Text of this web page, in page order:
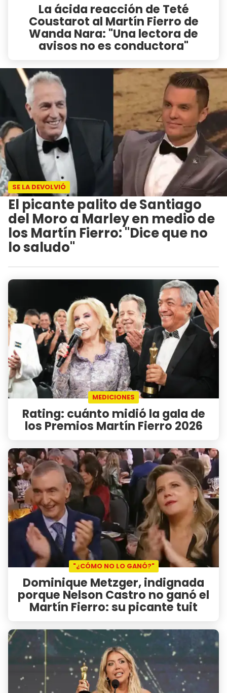
La ácida reacción de Teté
Coustarot al Martín Fierro de
Wanda Nara: "Una lectora de
avisos no es conductora"
SE LA DEVOLVIÓ
El picante palito de Santiago
del Moro a Marley en medio de
los Martín Fierro: "Dice que no
lo saludo"
MEDICIONES
Rating: cuánto midió la gala de
los Premios Martín Fierro 2026
"¿CÓMO NO LO GANÓ?"
Dominique Metzger, indignada
porque Nelson Castro no ganó el
Martín Fierro: su picante tuit